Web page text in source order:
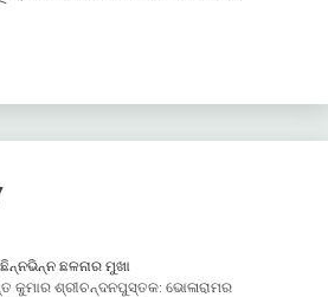
ଛଳନାର ମୁଖା
କୁମାର ଶ୍ରୀଚନ୍ଦନପୁସ୍ତକ: ଭୋଳାରାମର